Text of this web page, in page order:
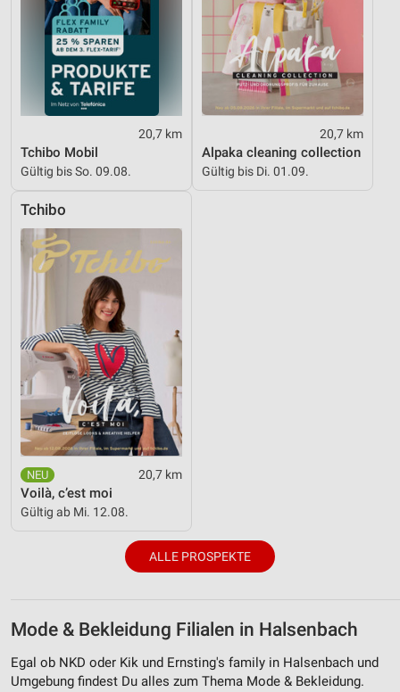
20,7 km
Tchibo Mobil
Gültig bis So. 09.08.
20,7 km
Alpaka cleaning collection
Gültig bis Di. 01.09.
Tchibo
20,7 km
Voilà, c’est moi
Gültig ab Mi. 12.08.
ALLE PROSPEKTE
Mode & Bekleidung Filialen in Halsenbach
Egal ob NKD oder Kik und Ernsting's family in Halsenbach und
Umgebung findest Du alles zum Thema Mode & Bekleidung.